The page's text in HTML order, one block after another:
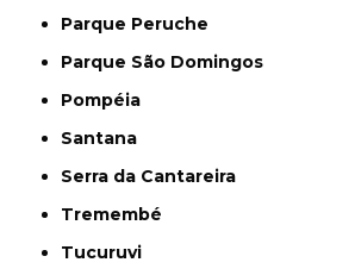
Parque Peruche
Parque São Domingos
Pompéia
Santana
Serra da Cantareira
Tremembé
Tucuruvi